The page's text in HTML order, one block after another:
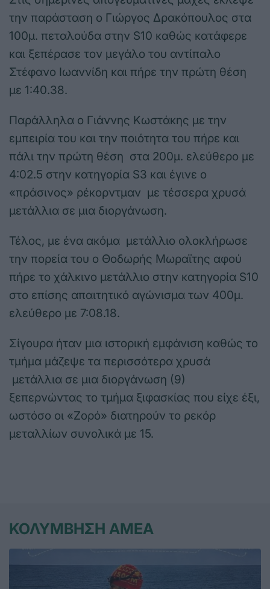
την παράσταση ο Γιώργος Δρακόπουλος στα
100μ. πεταλούδα στην S10 καθώς κατάφερε
και ξεπέρασε τον μεγάλο του αντίπαλο
Στέφανο Ιωαννίδη και πήρε την πρώτη θέση
με 1:40.38.
Παράλληλα ο Γιάννης Κωστάκης με την
εμπειρία του και την ποιότητα του πήρε και
πάλι την πρώτη θέση στα 200μ. ελεύθερο με
4:02.5 στην κατηγορία S3 και έγινε ο
«πράσινος» ρέκορντμαν με τέσσερα χρυσά
μετάλλια σε μια διοργάνωση.
Τέλος, με ένα ακόμα μετάλλιο ολοκλήρωσε
την πορεία του ο Θοδωρής Μωραϊτης αφού
πήρε το χάλκινο μετάλλιο στην κατηγορία S10
στο επίσης απαιτητικό αγώνισμα των 400μ.
ελεύθερο με 7:08.18.
Σίγουρα ήταν μια ιστορική εμφάνιση καθώς το
τμήμα μάζεψε τα περισσότερα χρυσά
μετάλλια σε μια διοργάνωση (9)
ξεπερνώντας το τμήμα ξιφασκίας που είχε έξι,
ωστόσο οι «Ζορό» διατηρούν το ρεκόρ
μεταλλίων συνολικά με 15.
ΚΟΛΥΜΒΗΣΗ ΑΜΕΑ